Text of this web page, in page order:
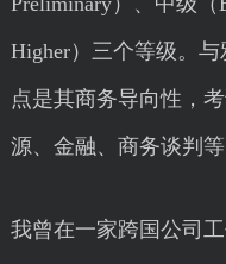
Higher）三个等级。
点是其商务导向性，
源、金融、商务谈判等
我曾在一家跨国公司